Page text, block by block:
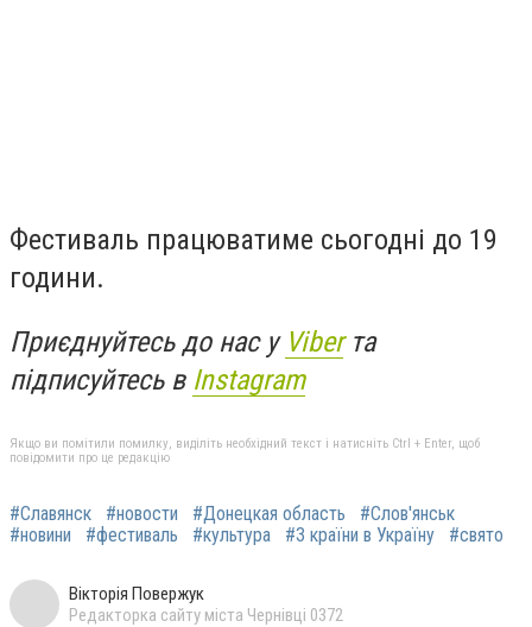
Фестиваль працюватиме сьогодні до 19
години.
Приєднуйтесь до нас у Viberта
підписуйтесь в Instagram
Якщо ви помітили помилку, виділіть необхідний текст і натисніть Ctrl + Enter, щоб
повідомити про це редакцію
#Славянск #новости #Донецкая область
#Слов'янськ
#новини
#фестиваль #культура #З країни в Україну #свято
Вікторія Повержук
Редакторка сайту міста Чернівці 0372